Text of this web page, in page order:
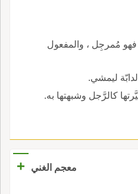
مُمرجِل ، والمفعول
ليمشي.
كالرَّجل وشبهتها به.
معجم الغني +